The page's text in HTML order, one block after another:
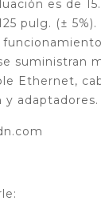
es de
pulg. (±
suministran
Ethernet,
adaptadores.